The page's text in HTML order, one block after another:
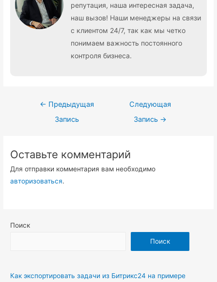
репутация, наша интересная задача,
наш вызов! Наши менеджеры на связи
с клиентом 24/7, так как мы четко
понимаем важность постоянного
контроля бизнеса.
Навигация
← Предыдущая
Запись
Следующая
Запись →
Оставьте комментарий
Для отправки комментария вам необходимо
авторизоваться.
Поиск
Поиск
Как экспортировать задачи из Битрикс24 на примере